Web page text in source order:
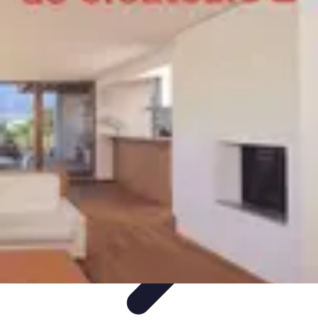
Guidance Créateurs
Accompagnement et
Guidance Créateurs